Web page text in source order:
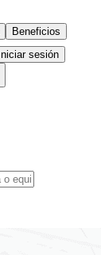
Beneficios
Iniciar sesión